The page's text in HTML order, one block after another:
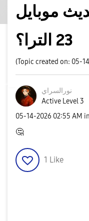
موبايل
23 الترا؟
(Topic created on: 05-
نورالسراي
Active Level 3
‎05-14-2026 02:55 AM in
🤔
1 Like